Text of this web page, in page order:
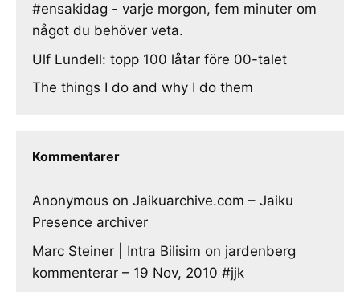
#ensakidag - varje morgon, fem minuter om
något du behöver veta.
Ulf Lundell: topp 100 låtar före 00-talet
The things I do and why I do them
Kommentarer
Anonymous on Jaikuarchive.com – Jaiku
Presence archiver
Marc Steiner | Intra Bilisim on jardenberg
kommenterar – 19 Nov, 2010 #jjk